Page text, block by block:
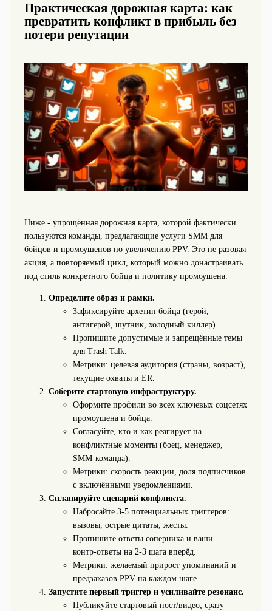
Практическая дорожная карта: как
превратить конфликт в прибыль без
потери репутации
Ниже - упрощённая дорожная карта, которой фактически
пользуются команды, предлагающие услуги SMM для
бойцов и промоушенов по увеличению PPV. Это не разовая
акция, а повторяемый цикл, который можно донастраивать
под стиль конкретного бойца и политику промоушена.
Определите образ и рамки.
Зафиксируйте архетип бойца (герой,
антигерой, шутник, холодный киллер).
Пропишите допустимые и запрещённые темы
для Trash Talk.
Метрики: целевая аудитория (страны, возраст),
текущие охваты и ER.
Соберите стартовую инфраструктуру.
Оформите профили во всех ключевых соцсетях
промоушена и бойца.
Согласуйте, кто и как реагирует на
конфликтные моменты (боец, менеджер,
SMM‑команда).
Метрики: скорость реакции, доля подписчиков
с включёнными уведомлениями.
Спланируйте сценарий конфликта.
Набросайте 3-5 потенциальных триггеров:
вызовы, острые цитаты, жесты.
Пропишите ответы соперника и ваши
контр‑ответы на 2-3 шага вперёд.
Метрики: желаемый прирост упоминаний и
предзаказов PPV на каждом шаге.
Запустите первый триггер и усиливайте резонанс.
Публикуйте стартовый пост/видео; сразу